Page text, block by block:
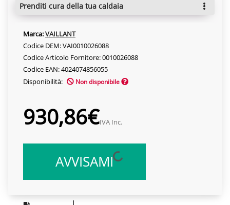
prenditi cura della tua caldaia
Marca:VAILLANT
Codice DEM: VAI0010026088
Codice Articolo Fornitore: 0010026088
Codice EAN: 4024074856055
Disponibilità:
Non disponibile
930,86€IVA Inc.
AVVISAMI